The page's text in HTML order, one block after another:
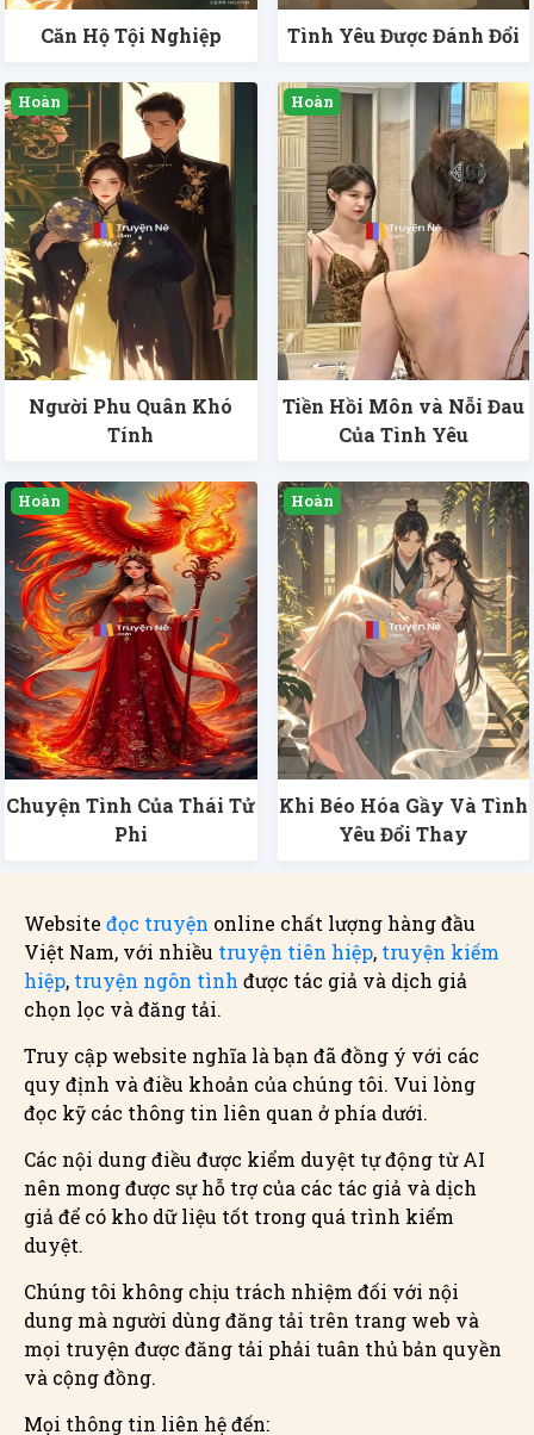
Căn Hộ Tội Nghiệp Tình Yêu Được Đánh Đổi
Người Phu Quân Khó
Tính
Tiền Hồi Môn và Nỗi Đau
Của Tình Yêu
Chuyện Tình Của Thái Tử
Phi
Khi Béo Hóa Gầy Và Tình
Yêu Đổi Thay
Website đọc truyện online chất lượng hàng đầu
Việt Nam, với nhiều truyện tiên hiệp, truyện kiếm
hiệp, truyện ngôn tình được tác giả và dịch giả
chọn lọc và đăng tải.
Truy cập website nghĩa là bạn đã đồng ý với các
quy định và điều khoản của chúng tôi. Vui lòng
đọc kỹ các thông tin liên quan ở phía dưới.
Các nội dung điều được kiểm duyệt tự động từ AI
nên mong được sự hỗ trợ của các tác giả và dịch
giả để có kho dữ liệu tốt trong quá trình kiểm
duyệt.
Chúng tôi không chịu trách nhiệm đối với nội
dung mà người dùng đăng tải trên trang web và
mọi truyện được đăng tải phải tuân thủ bản quyền
và cộng đồng.
Mọi thông tin liên hệ đến: